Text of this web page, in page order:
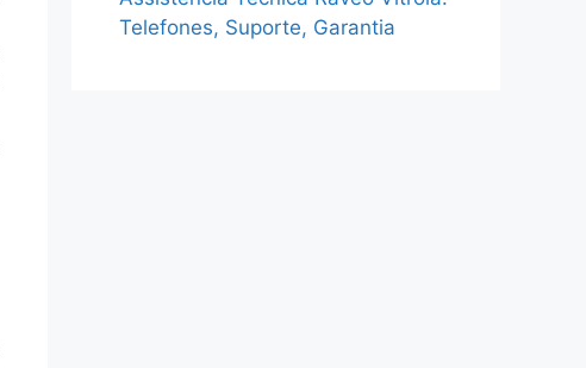
Telefones, Suporte, Garantia